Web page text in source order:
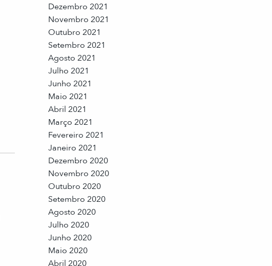
Dezembro 2021
Novembro 2021
Outubro 2021
Setembro 2021
Agosto 2021
Julho 2021
Junho 2021
Maio 2021
Abril 2021
Março 2021
Fevereiro 2021
Janeiro 2021
Dezembro 2020
Novembro 2020
Outubro 2020
Setembro 2020
Agosto 2020
Julho 2020
Junho 2020
Maio 2020
Abril 2020